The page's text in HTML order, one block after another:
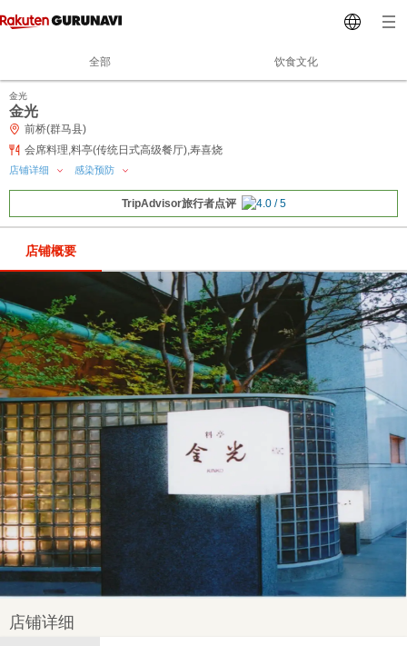
全部 饮食文化
金光
金光
前桥(群马县)
会席料理,料亭(传统日式高级餐厅),寿喜烧
店铺详细 感染预防
TripAdvisor旅行者点评
店铺概要
店铺详细